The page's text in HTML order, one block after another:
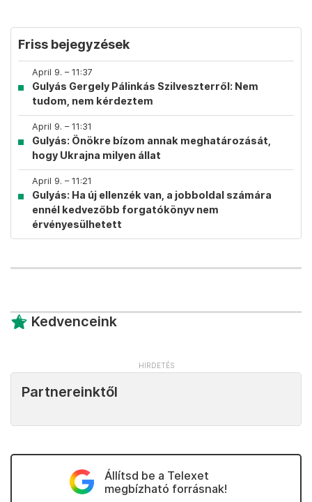
Friss bejegyzések
April 9. – 11:37
Gulyás Gergely Pálinkás Szilveszterről: Nem
tudom, nem kérdeztem
April 9. – 11:31
Gulyás: Önökre bízom annak meghatározását,
hogy Ukrajna milyen állat
April 9. – 11:21
Gulyás: Ha új ellenzék van, a jobboldal számára
ennél kedvezőbb forgatókönyv nem
érvényesülhetett
Kedvenceink
Partnereinktől
Állítsd be a Telexet
megbízható forrásnak!